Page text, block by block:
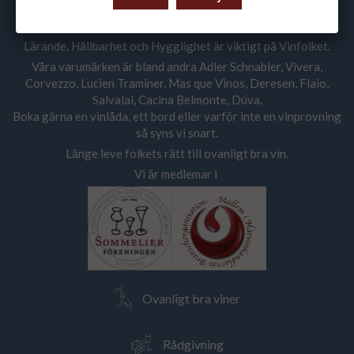
Vi ger råd och vägleder våra kunder att skapa sin vinstil med
Lärande, Hållbarhet och Hygglighet är viktigt på Vinfolket.
Våra varumärken är bland andra Adler Schnabler, Vivera,
Corvezzo, Lucien Traminer, Mas que Vinos, Deresen, Flaio,
Salvalai, Cacina Belmonte, Dúva.
Boka gärna en vinlåda, ett bord eller varför inte en vinprovning
så syns vi snart.
Länge leve folkets rätt till ovanligt bra vin.
Vi är medlemar i
Ovanligt bra viner
Rådgivning